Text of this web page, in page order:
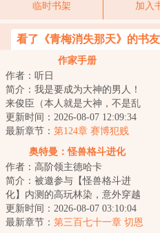
临时书架 加入
看了《青梅消失那天》的书
作家手册
作者：听日
简介：我是要成为大神的男人！
来俊臣（本人就是大神，不是乱
写）...
更新时间：2026-08-07 12:09:34
最新章节： 第124章 赛博犯贱
奥特曼：怪兽格斗进化
作者：高阶领主德哈卡
简介：被邀参与【怪兽格斗进
化】内测的高玩林染，意外穿越
到了奥特世界，却发现这个世界
很不对劲。要问为...
更新时间：2026-08-07 03:10:04
最新章节： 第三百七十一章 切恩